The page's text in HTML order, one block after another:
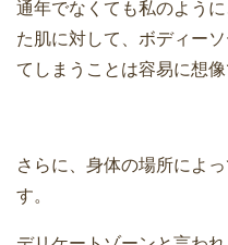
通年でなくても私のよう
た肌に対して、ボディー
てしまうことは容易に想像
さらに、身体の場所によ
す。